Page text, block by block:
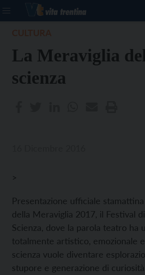
La Meraviglia
scienza
>
Presentazione ufficiale
della Meraviglia 2017, il Festival
Scienza, dove la parola teatro ha
totalmente artistico, emozionale
scienza vuole diventare
stupore e generazione di